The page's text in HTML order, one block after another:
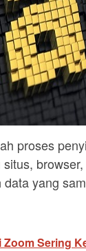
proses
yang
Sering